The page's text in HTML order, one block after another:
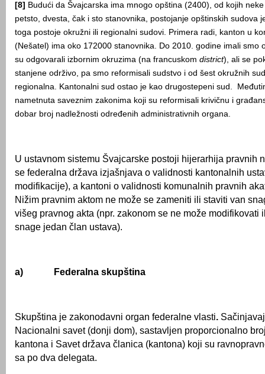
[8] Budući da Švajcarska ima mnogo opština (2400), od kojih
petsto, dvesta, čak i sto stanovnika, postojanje opštinskih sudova
toga postoje okružni ili regionalni sudovi. Primera radi, kanton u
(Nešatel) ima oko 172000 stanovnika. Do 2010. godine imali smo
su odgovarali izbornim okruzima (na francuskom district), ali se
stanjene održivo, pa smo reformisali sudstvo i od šest okružnih
regionalna. Kantonalni sud ostao je kao drugostepeni sud.
nametnuta saveznim zakonima koji su reformisali krivičnu i
dobar broj nadležnosti određenih administrativnih organa.
U ustavnom sistemu Švajcarske postoji hijerarhija pravnih
se federalna država izjašnjava o validnosti kantonalnih
modifikacije), a kantoni o validnosti komunalnih pravnih
Nižim pravnim aktom ne može se zameniti ili staviti van
višeg pravnog akta (npr. zakonom se ne može modifikovati
snage jedan član ustava).
a) Federalna skupština
Skupština je zakonodavni organ federalne vlasti.
Nacionalni savet (donji dom), sastavljen proporcionalno
kantona i Savet država članica (kantona) koji su
sa po dva delegata.